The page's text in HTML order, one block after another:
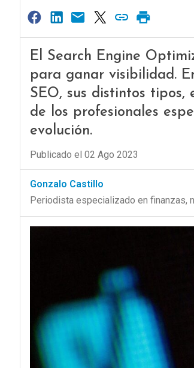
El Search Engine
para ganar visibilidad.
SEO, sus distintos
de los profesionales
evolución.
Publicado el 02 Ago 2023
Gonzalo Castillo
Periodista especializado en finanzas,